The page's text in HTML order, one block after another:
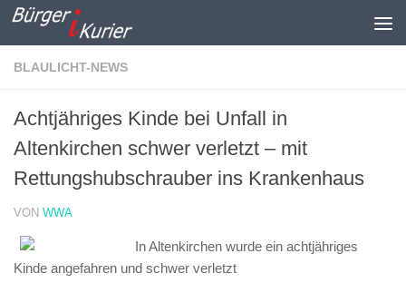
Zum Inhalt springen
BLAULICHT-NEWS
Achtjähriges Kinde bei Unfall in
Altenkirchen schwer verletzt – mit
Rettungshubschrauber ins Krankenhaus
VON WWA
In Altenkirchen wurde ein achtjähriges
Kinde angefahren und schwer verletzt